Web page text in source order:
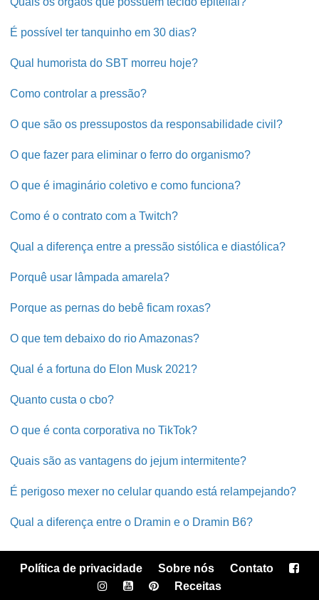
É possível ter tanquinho em 30 dias?
Qual humorista do SBT morreu hoje?
Como controlar a pressão?
O que são os pressupostos da responsabilidade civil?
O que fazer para eliminar o ferro do organismo?
O que é imaginário coletivo e como funciona?
Como é o contrato com a Twitch?
Qual a diferença entre a pressão sistólica e diastólica?
Porquê usar lâmpada amarela?
Porque as pernas do bebê ficam roxas?
O que tem debaixo do rio Amazonas?
Qual é a fortuna do Elon Musk 2021?
Quanto custa o cbo?
O que é conta corporativa no TikTok?
Quais são as vantagens do jejum intermitente?
É perigoso mexer no celular quando está relampejando?
Qual a diferença entre o Dramin e o Dramin B6?
Política de privacidade Sobre nós
Contato
Receitas